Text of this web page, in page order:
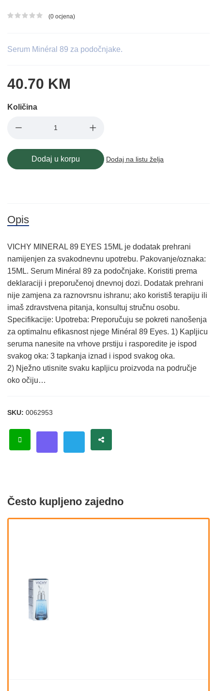
Ocjena proizvoda
(0 ocjena)
Serum Minéral 89 za podočnjake.
40.70 KM
Količina
Dodaj u korpu Dodaj na listu želja
Opis
VICHY MINERAL 89 EYES 15ML je dodatak prehrani
namijenjen za svakodnevnu upotrebu. Pakovanje/oznaka:
15ML. Serum Minéral 89 za podočnjake. Koristiti prema
deklaraciji i preporučenoj dnevnoj dozi. Dodatak prehrani
nije zamjena za raznovrsnu ishranu; ako koristiš terapiju ili
imaš zdravstvena pitanja, konsultuj stručnu osobu.
Specifikacije: Upotreba: Preporučuju se pokreti nanošenja
za optimalnu efikasnost njege Minéral 89 Eyes. 1) Kapljicu
seruma nanesite na vrhove prstiju i rasporedite je ispod
svakog oka: 3 tapkanja iznad i ispod svakog oka.
2) Nježno utisnite svaku kapljicu proizvoda na područje
oko očiju…
SKU: 0062953
Često kupljeno zajedno